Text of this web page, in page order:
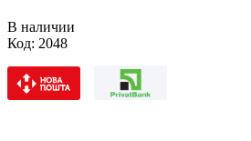
В наличии
Код: 2048